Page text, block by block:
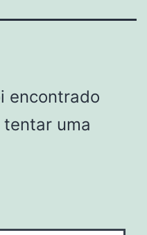
encontrado
uma